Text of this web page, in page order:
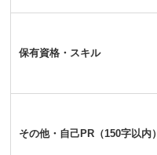
保有資格・スキル
その他・自己PR（150字以内）